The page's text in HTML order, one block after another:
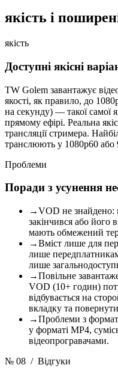
якість і
якість
Доступні якісні
TW Golem завантажує
якості, як правило, до
на секунду) — такої самої
прямому ефірі. Реальна
трансляції стримера.
транслюють у 1080p60 або
Проблеми
Поради з усунення
→VOD не знайдено:
закінчився або його
мають обмежений
→Вміст лише для
лише
лише
→Повільне
VOD (10+ годин)
відбувається на
вкладку та
→Проблеми з
у форматі MP4,
відеопрогравачами.
№ 08 / Відгуки